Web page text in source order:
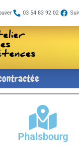
03 54 83 92 02
Phalsbourg